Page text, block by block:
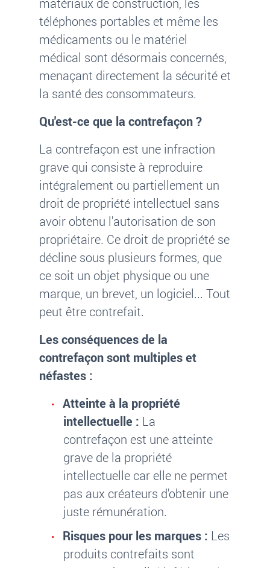
téléphones portables et même les
médicaments ou le matériel
médical sont désormais concernés,
menaçant directement la sécurité et
la santé des consommateurs.
Qu'est-ce que la contrefaçon ?
La contrefaçon est une infraction
grave qui consiste à reproduire
intégralement ou partiellement un
droit de propriété intellectuel sans
avoir obtenu l'autorisation de son
propriétaire. Ce droit de propriété se
décline sous plusieurs formes, que
ce soit un objet physique ou une
marque, un brevet, un logiciel... Tout
peut être contrefait.
Les conséquences de la
contrefaçon sont multiples et
néfastes :
Atteinte à la propriété
intellectuelle : La
contrefaçon est une atteinte
grave de la propriété
intellectuelle car elle ne permet
pas aux créateurs d'obtenir une
juste rémunération.
Risques pour les marques : Les
produits contrefaits sont